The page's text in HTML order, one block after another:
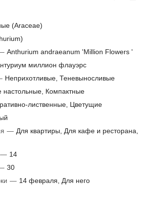
(Araceae)
Anthurium andraeanum 'Million Flowers '
миллион флауэрс
Неприхотливые, Теневыносливые
настольные, Компактные
лиственные, Цветущие
— Для квартиры, Для кафе и ресторана,
— 14
30
— 14 февраля, Для него